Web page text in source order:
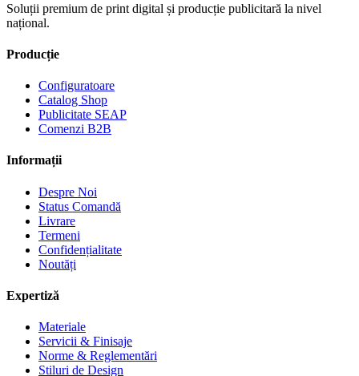
Soluții premium de print digital și producție publicitară la nivel
național.
Producție
Configuratoare
Catalog Shop
Publicitate SEAP
Comenzi B2B
Informații
Despre Noi
Status Comandă
Livrare
Termeni
Confidențialitate
Noutăți
Expertiză
Materiale
Servicii & Finisaje
Norme & Reglementări
Stiluri de Design